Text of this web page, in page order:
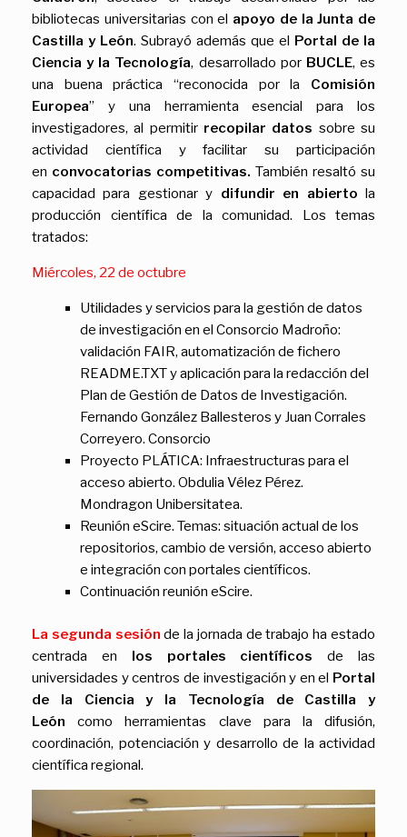
bibliotecas universitarias con el apoyo de la Junta de
Castilla y León. Subrayó además que el Portal de la
Ciencia y la Tecnología, desarrollado por BUCLE, es
una buena práctica “reconocida por la Comisión
Europea” y una herramienta esencial para los
investigadores, al permitir recopilar datos sobre su
actividad científica y facilitar su participación
en convocatorias competitivas. También resaltó su
capacidad para gestionar y difundir en abierto la
producción científica de la comunidad. Los temas
tratados:
Miércoles, 22 de octubre
Utilidades y servicios para la gestión de datos
de investigación en el Consorcio Madroño:
validación FAIR, automatización de fichero
README.TXT y aplicación para la redacción del
Plan de Gestión de Datos de Investigación.
Fernando González Ballesteros y Juan Corrales
Correyero. Consorcio
Proyecto PLÁTICA: Infraestructuras para el
acceso abierto. Obdulia Vélez Pérez.
Mondragon Unibersitatea.
Reunión eScire. Temas: situación actual de los
repositorios, cambio de versión, acceso abierto
e integración con portales científicos.
Continuación reunión eScire.
La segunda sesión de la jornada de trabajo ha estado
centrada en los portales científicos de las
universidades y centros de investigación y en el Portal
de la Ciencia y la Tecnología de Castilla y
León como herramientas clave para la difusión,
coordinación, potenciación y desarrollo de la actividad
científica regional.